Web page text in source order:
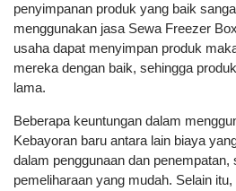
penyimpanan produk yang baik
menggunakan jasa Sewa Freezer
usaha dapat menyimpan produk
mereka dengan baik, sehingga
lama.
Beberapa keuntungan dalam
Kebayoran baru antara lain biaya
dalam penggunaan dan penempatan,
pemeliharaan yang mudah. Selain